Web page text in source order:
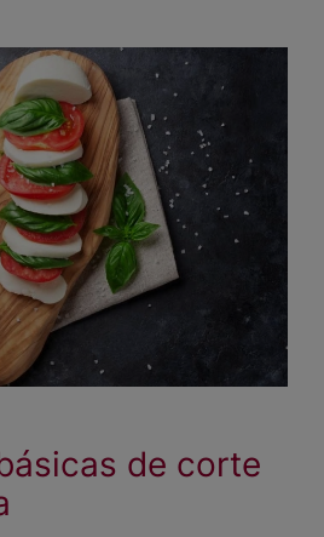
de corte